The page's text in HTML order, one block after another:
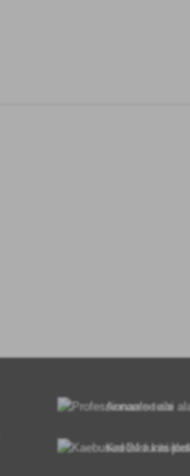
Anname teile
Kaebusi